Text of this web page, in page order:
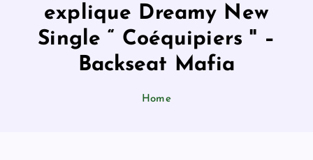
explique Dreamy New
Single “ Coéquipiers '' –
Backseat Mafia
Home